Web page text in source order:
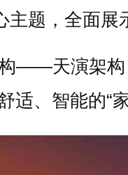
题，全面展
——天演架
、智能的“